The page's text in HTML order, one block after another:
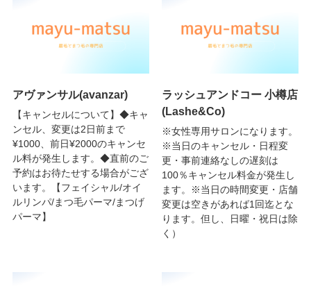
アヴァンサル(avanzar)
【キャンセルについて】◆キャ
ンセル、変更は2日前まで
¥1000、前日¥2000のキャンセ
ル料が発生します。◆直前のご
予約はお待たせする場合がござ
います。【フェイシャル/オイ
ルリンパ/まつ毛パーマ/まつげ
パーマ】
ラッシュアンドコー 小樽店
(Lashe&Co)
※女性専用サロンになります。
※当日のキャンセル・日程変
更・事前連絡なしの遅刻は
100％キャンセル料金が発生し
ます。※当日の時間変更・店舗
変更は空きがあれば1回迄とな
ります。但し、日曜・祝日は除
く）